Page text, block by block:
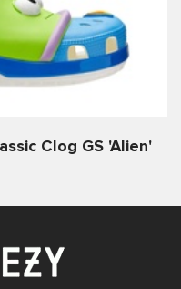
Clog GS 'Alien'